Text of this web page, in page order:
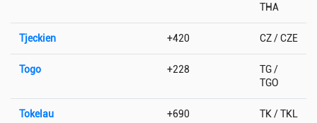
THA
Tjeckien +420 CZ / CZE
Togo +228
TG /
TGO
Tokelau +690 TK / TKL